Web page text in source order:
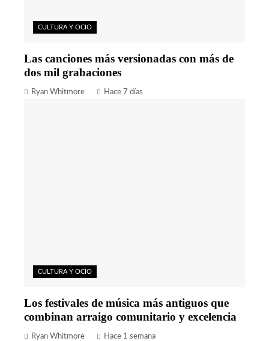
CULTURA Y OCIO
Las canciones más versionadas con más de
dos mil grabaciones
Ryan Whitmore Hace 7 días
CULTURA Y OCIO
Los festivales de música más antiguos que
combinan arraigo comunitario y excelencia
Ryan Whitmore Hace 1 semana